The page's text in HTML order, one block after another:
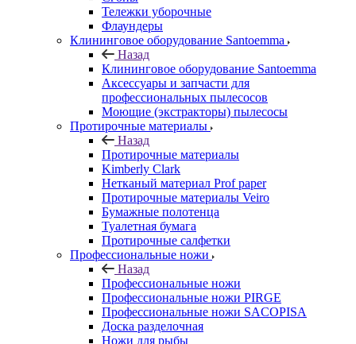
Тележки уборочные
Флаундеры
Клининговое оборудование Santoemma
Назад
Клининговое оборудование Santoemma
Аксессуары и запчасти для
профессиональных пылесосов
Моющие (экстракторы) пылесосы
Протирочные материалы
Назад
Протирочные материалы
Kimberly Clark
Нетканый материал Prof paper
Протирочные материалы Veiro
Бумажные полотенца
Туалетная бумага
Протирочные салфетки
Профессиональные ножи
Назад
Профессиональные ножи
Профессиональные ножи PIRGE
Профессиональные ножи SACOPISA
Доска разделочная
Ножи для рыбы